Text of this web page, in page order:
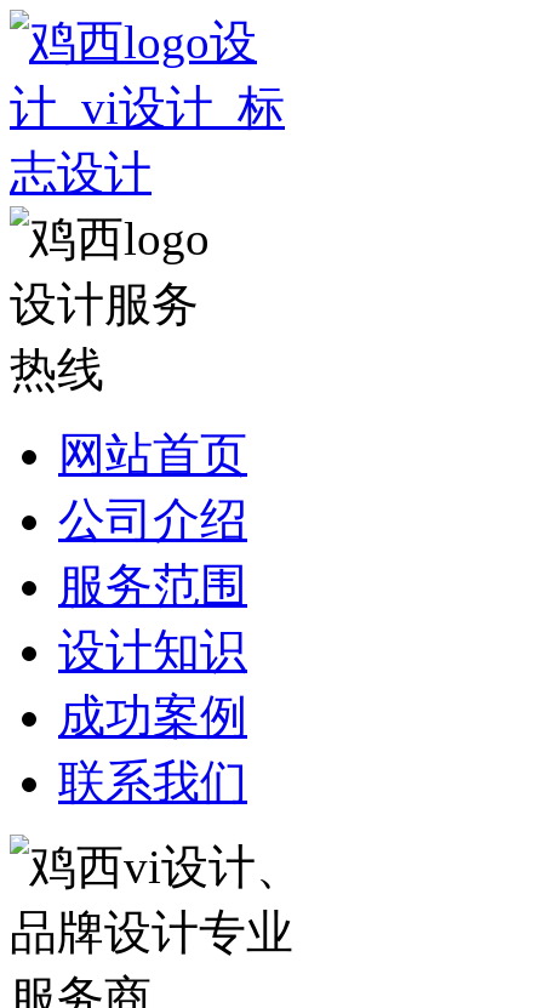
网站首页
公司介绍
服务范围
设计知识
成功案例
联系我们